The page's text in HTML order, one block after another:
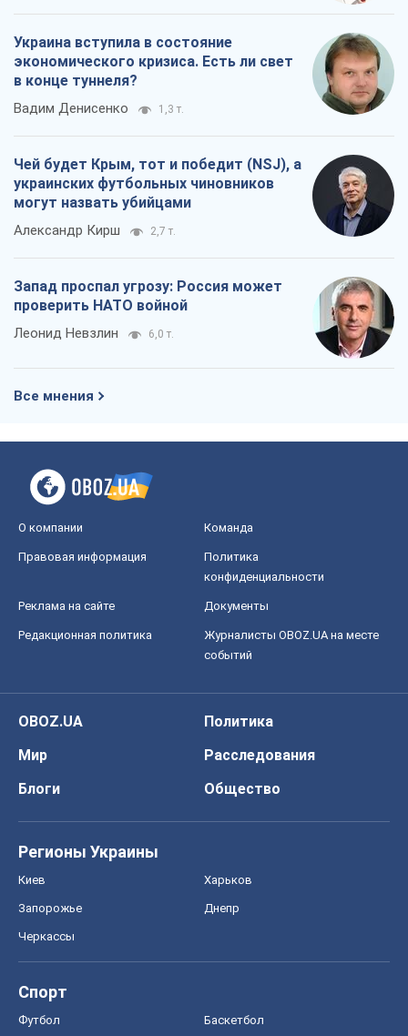
Украина вступила в состояние
экономического кризиса. Есть ли свет
в конце туннеля?
Вадим Денисенко 1,3 т.
Чей будет Крым, тот и победит (NSJ), а
украинских футбольных чиновников
могут назвать убийцами
Александр Кирш 2,7 т.
Запад проспал угрозу: Россия может
проверить НАТО войной
Леонид Невзлин 6,0 т.
Все мнения
О компании Команда
Правовая информация
Политика
конфиденциальности
Реклама на сайте Документы
Редакционная политика
Журналисты OBOZ.UA на месте
событий
OBOZ.UA
Политика
Мир
Расследования
Блоги
Общество
Регионы Украины
Киев Харьков
Запорожье Днепр
Черкассы
Спорт
Футбол Баскетбол